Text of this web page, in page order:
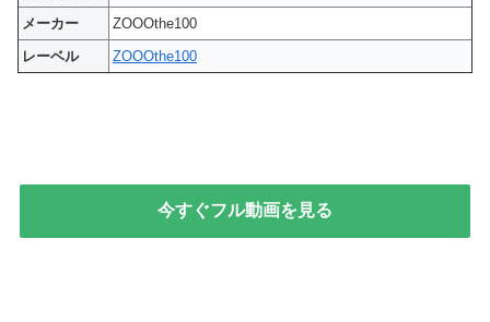
メーカー
ZOOOthe100
レーベル
ZOOOthe100
今すぐフル動画を見る